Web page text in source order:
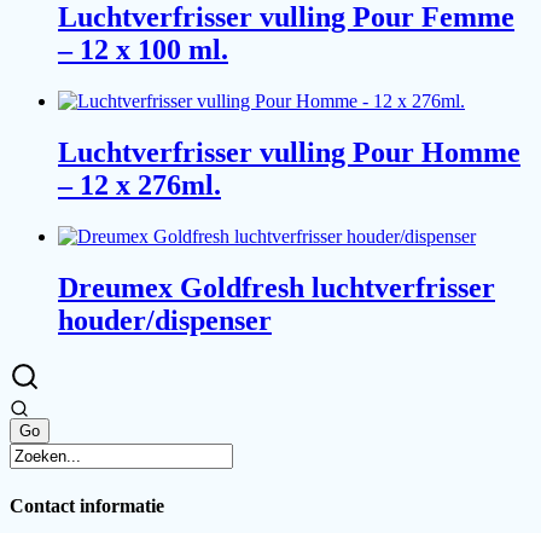
Luchtverfrisser vulling Pour Femme
– 12 x 100 ml.
Luchtverfrisser vulling Pour Homme
– 12 x 276ml.
Dreumex Goldfresh luchtverfrisser
houder/dispenser
Contact informatie